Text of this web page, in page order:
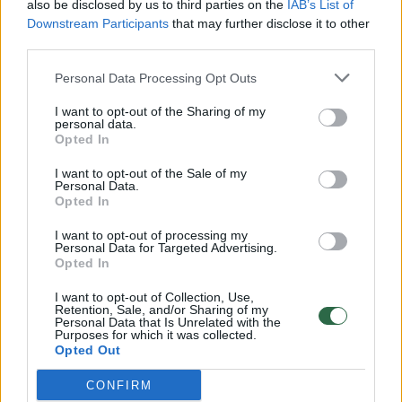
also be disclosed by us to third parties on the IAB’s List of
Downstream Participants that may further disclose it to other
Personal Data Processing Opt Outs
I want to opt-out of the Sharing of my
personal data.
Opted In
I want to opt-out of the Sale of my
Personal Data.
Opted In
I want to opt-out of processing my
Personal Data for Targeted Advertising.
Opted In
I want to opt-out of Collection, Use,
Retention, Sale, and/or Sharing of my
Personal Data that Is Unrelated with the
Purposes for which it was collected.
Opted Out
CONFIRM
Žinios | Lietuvos diena
Savaitės vidurys nusimato karštas: temperatūra kils iki
Žinios | Orai
00:00:59
Nufilmavo, kaip patvino Vilniaus Vakarinis aplinkkelis:
vaizdas pribloškia
Žinios | Lietuvos diena
Avarija Vilniuje: į stotelę įsirėžęs automobilis sužalojo
dvi moteris
Žinios | Lietuvos diena